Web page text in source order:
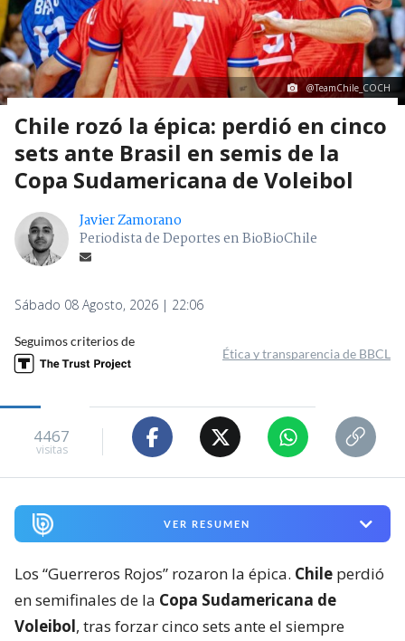
@TeamChile_COCH
Chile rozó la épica: perdió en cinco
sets ante Brasil en semis de la
Copa Sudamericana de Voleibol
Javier Zamorano
Periodista de Deportes en BioBioChile
Sábado 08 Agosto, 2026 | 22:06
Seguimos criterios de
Ética y transparencia de BBCL
4467
visitas
VER RESUMEN
Los “Guerreros Rojos” rozaron la épica. Chile perdió
en semifinales de la Copa Sudamericana de
Voleibol, tras forzar cinco sets ante el siempre